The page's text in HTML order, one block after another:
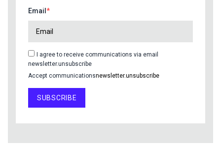
Email
I agree to receive communications via email
newsletter.unsubscribe
Accept communicationsnewsletter.unsubscribe
SUBSCRIBE